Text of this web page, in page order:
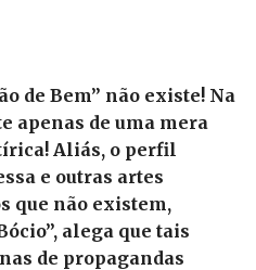
de Bem” não existe! Na
apenas de uma mera
Aliás, o perfil
e outras artes
que não existem,
alega que tais
de propagandas